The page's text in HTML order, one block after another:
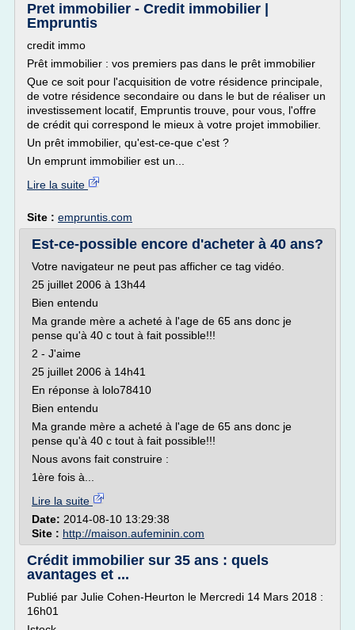
Pret immobilier - Credit immobilier |
Empruntis
credit immo
Prêt immobilier : vos premiers pas dans le prêt immobilier
Que ce soit pour l'acquisition de votre résidence principale,
de votre résidence secondaire ou dans le but de réaliser un
investissement locatif, Empruntis trouve, pour vous, l'offre
de crédit qui correspond le mieux à votre projet immobilier.
Un prêt immobilier, qu'est-ce-que c'est ?
Un emprunt immobilier est un...
Lire la suite
Site : empruntis.com
Est-ce-possible encore d'acheter à 40 ans?
Votre navigateur ne peut pas afficher ce tag vidéo.
25 juillet 2006 à 13h44
Bien entendu
Ma grande mère a acheté à l'age de 65 ans donc je
pense qu'à 40 c tout à fait possible!!!
2 - J'aime
25 juillet 2006 à 14h41
En réponse à lolo78410
Bien entendu
Ma grande mère a acheté à l'age de 65 ans donc je
pense qu'à 40 c tout à fait possible!!!
Nous avons fait construire :
1ère fois à...
Lire la suite
Date: 2014-08-10 13:29:38
Site : http://maison.aufeminin.com
Crédit immobilier sur 35 ans : quels
avantages et ...
Publié par Julie Cohen-Heurton le Mercredi 14 Mars 2018 :
16h01